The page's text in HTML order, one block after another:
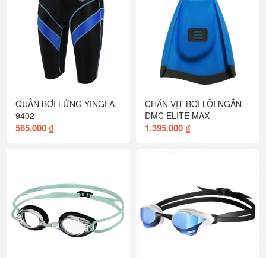
QUẦN BƠI LỬNG YINGFA
9402
565.000 ₫
CHÂN VỊT BƠI LỘI NGẮN
DMC ELITE MAX
1.395.000 ₫